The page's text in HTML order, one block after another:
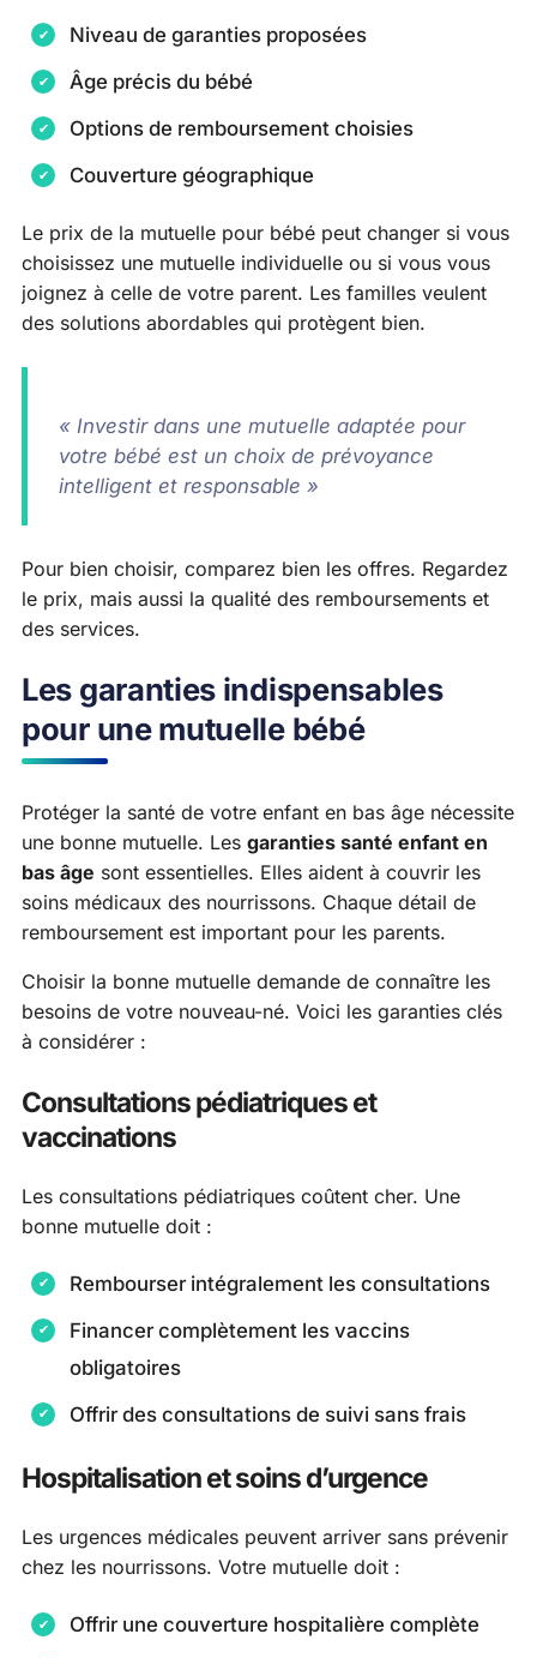
Niveau de garanties proposées
Âge précis du bébé
Options de remboursement choisies
Couverture géographique
Le prix de la mutuelle pour bébé peut changer si vous
choisissez une mutuelle individuelle ou si vous vous
joignez à celle de votre parent. Les familles veulent
des solutions abordables qui protègent bien.
« Investir dans une mutuelle adaptée pour
votre bébé est un choix de prévoyance
intelligent et responsable »
Pour bien choisir, comparez bien les offres. Regardez
le prix, mais aussi la qualité des remboursements et
des services.
Les garanties indispensables
pour une mutuelle bébé
Protéger la santé de votre enfant en bas âge nécessite
une bonne mutuelle. Les garanties santé enfant en
bas âge sont essentielles. Elles aident à couvrir les
soins médicaux des nourrissons. Chaque détail de
remboursement est important pour les parents.
Choisir la bonne mutuelle demande de connaître les
besoins de votre nouveau-né. Voici les garanties clés
à considérer :
Consultations pédiatriques et
vaccinations
Les consultations pédiatriques coûtent cher. Une
bonne mutuelle doit :
Rembourser intégralement les consultations
Financer complètement les vaccins
obligatoires
Offrir des consultations de suivi sans frais
Hospitalisation et soins d’urgence
Les urgences médicales peuvent arriver sans prévenir
chez les nourrissons. Votre mutuelle doit :
Offrir une couverture hospitalière complète